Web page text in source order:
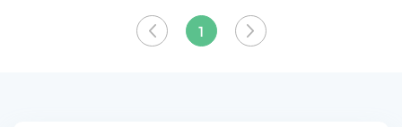
precio
1